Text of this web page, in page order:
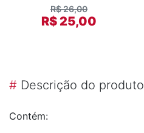
R$ 26,00
R$ 25,00
# Descrição do produto
Contém: